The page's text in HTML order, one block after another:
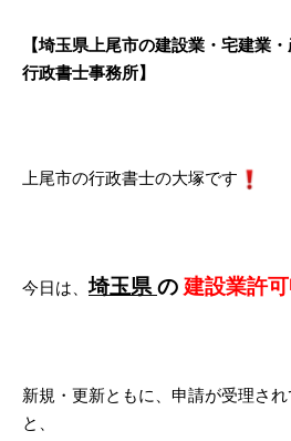
【埼玉県上尾市の建設業・宅建業
行政書士事務所】
上尾市の行政書士の大塚です
今日は、埼玉県 の 建設業許
新規・更新ともに、申請が受理さ
と、